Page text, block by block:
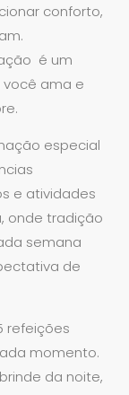
conforto,
é um
você ama e
especial
e atividades
onde tradição
semana
de
refeições
momento.
da noite,